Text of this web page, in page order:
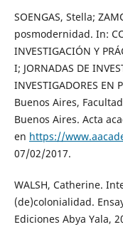
SOENGAS, Stella;
posmodernidad. In:
INVESTIGACIÓN Y
I; JORNADAS DE
INVESTIGADORES EN
Buenos Aires,
Buenos Aires. Acta
en https://
07/02/2017.
WALSH, Catherine.
(de)colonialidad.
Ediciones Abya Yala,